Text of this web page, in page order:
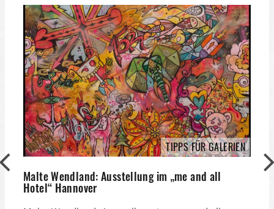
TIPPS FÜR GALERIEN
Malte Wendland: Ausstellung im „me and all
Hotel“ Hannover